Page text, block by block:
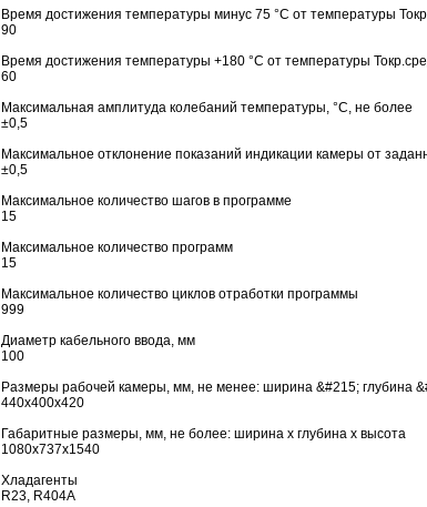
Время достижения температуры минус 75 °C от температуры
90
Время достижения температуры +180 °C от температуры
60
Максимальная амплитуда колебаний температуры, °C, не более
±0,5
Максимальное отклонение показаний индикации камеры от
±0,5
Максимальное количество шагов в программе
15
Максимальное количество программ
15
Максимальное количество циклов отработки программы
999
Диаметр кабельного ввода, мм
100
Размеры рабочей камеры, мм, не менее: ширина &#215; глубина
440х400х420
Габаритные размеры, мм, не более: ширина х глубина х высота
1080х737х1540
Хладагенты
R23, R404A